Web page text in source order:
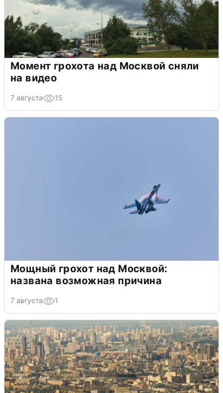
Момент грохота над Москвой сняли
на видео
7 августа 15
Мощный грохот над Москвой:
названа возможная причина
7 августа 1